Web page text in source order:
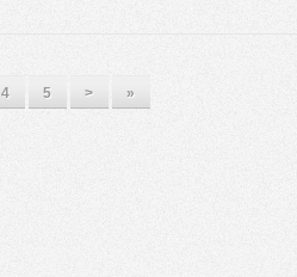
4 5 > »